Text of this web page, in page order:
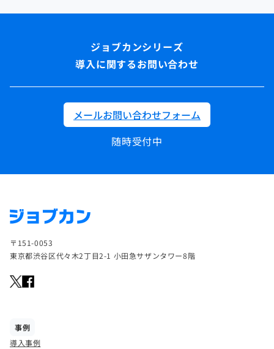
導入に関するお問い合わせ
メールお問い合わせフォーム
随時受付中
〒151-0053
東京都渋谷区代々木2丁目2-1 小田急サザンタワー8階
事例
導入事例